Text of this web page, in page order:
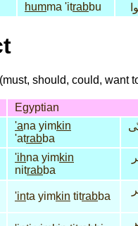
humma 'itrabbu
should, could, want
Egyptian
'ana yimkin
'atrabba
'ihna yimkin
nitrabba
'inta yimkin titrabba